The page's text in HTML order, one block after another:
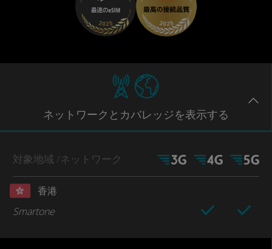
ネットワークとカバレッジを表示する
対象地域 /ネットワーク
香港
Smartone